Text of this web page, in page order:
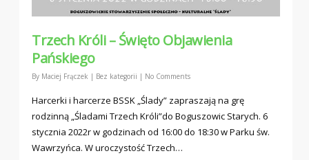
Trzech Króli – Święto Objawienia
Pańskiego
By Maciej Frączek | Bez kategorii | No Comments
Harcerki i harcerze BSSK „Ślady” zapraszają na grę
rodzinną „Śladami Trzech Króli”do Boguszowic Starych. 6
stycznia 2022r w godzinach od 16:00 do 18:30 w Parku św.
Wawrzyńca. W uroczystość Trzech…